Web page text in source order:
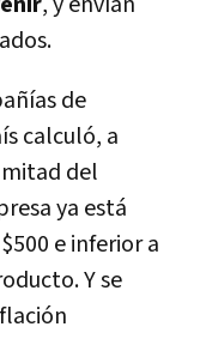
de
calculó, a
del
ya está
e inferior a
Y se